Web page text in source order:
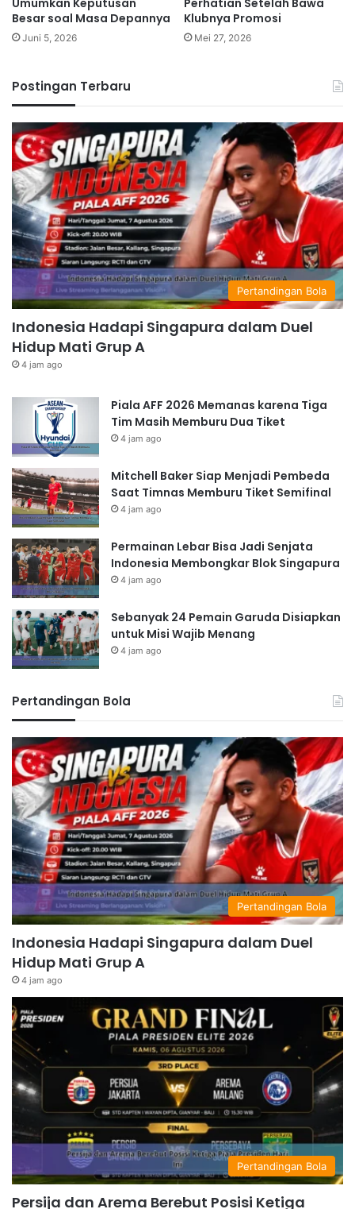
Besar soal Masa Depannya
Juni 5, 2026
Klubnya Promosi
Mei 27, 2026
Postingan Terbaru
Pertandingan Bola
Indonesia Hadapi Singapura dalam Duel
Hidup Mati Grup A
4 jam ago
Piala AFF 2026 Memanas karena Tiga
Tim Masih Memburu Dua Tiket
4 jam ago
Mitchell Baker Siap Menjadi Pembeda
Saat Timnas Memburu Tiket Semifinal
4 jam ago
Permainan Lebar Bisa Jadi Senjata
Indonesia Membongkar Blok Singapura
4 jam ago
Sebanyak 24 Pemain Garuda Disiapkan
untuk Misi Wajib Menang
4 jam ago
Pertandingan Bola
Pertandingan Bola
Indonesia Hadapi Singapura dalam Duel
Hidup Mati Grup A
4 jam ago
Pertandingan Bola
Persija dan Arema Berebut Posisi Ketiga